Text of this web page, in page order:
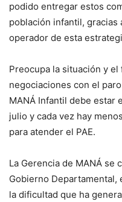
podido entregar estos
población infantil, gracias
operador de esta
Preocupa la situación y
negociaciones con el
MANÁ Infantil debe estar
julio y cada vez hay
para atender el PAE.
La Gerencia de MANÁ se
Gobierno
la dificultad que ha